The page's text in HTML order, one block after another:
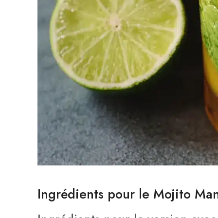
Ingrédients pour le Mojito